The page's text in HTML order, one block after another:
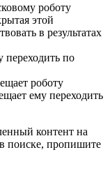
роботу
этой
в результатах
переходить по
роботу
ему переходить
контент на
поиске, пропишите